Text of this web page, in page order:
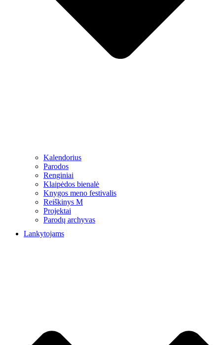
Kalendorius
Parodos
Renginiai
Klaipėdos bienalė
Knygos meno festivalis
Reiškinys M
Projektai
Parodų archyvas
Lankytojams